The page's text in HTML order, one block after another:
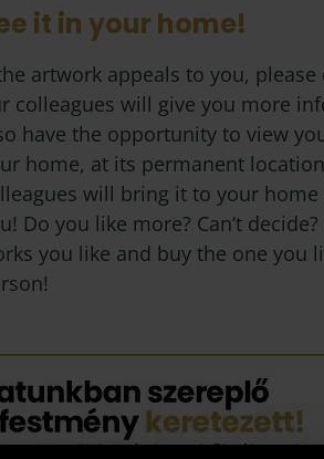
it in your home!
artwork appeals to you, please
colleagues will give you more
have the opportunity to view
home, at its permanent
will bring it to your
Do you like more? Can’t
you like and buy the one you